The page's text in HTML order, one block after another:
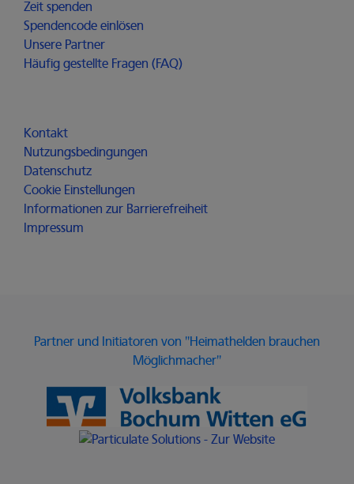
Zeit spenden
Spendencode einlösen
Unsere Partner
Häufig gestellte Fragen (FAQ)
Kontakt
Nutzungsbedingungen
Datenschutz
Cookie Einstellungen
Informationen zur Barrierefreiheit
Impressum
Partner und Initiatoren von "Heimathelden brauchen
Möglichmacher"
Link zur Website der Volksbank
Link zur Website von